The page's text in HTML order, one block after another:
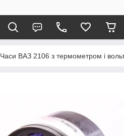
Часи ВАЗ 2106 з термометром і